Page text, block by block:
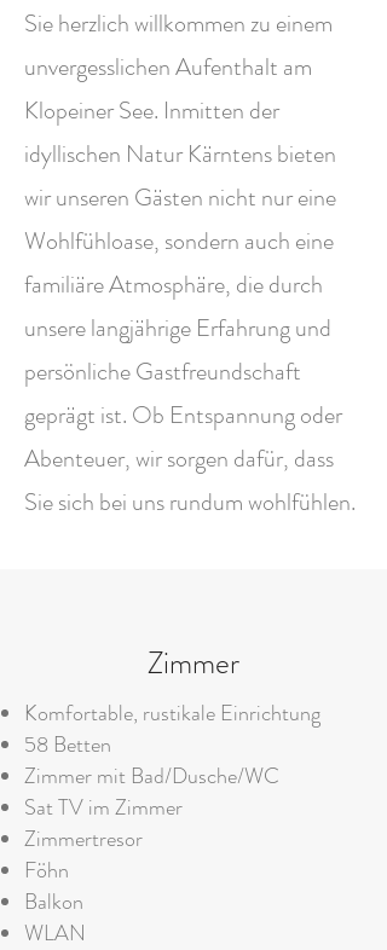
Sie herzlich willkommen zu einem
unvergesslichen Aufenthalt am
Klopeiner See. Inmitten der
idyllischen Natur Kärntens bieten
wir unseren Gästen nicht nur eine
Wohlfühloase, sondern auch eine
familiäre Atmosphäre, die durch
unsere langjährige Erfahrung und
persönliche Gastfreundschaft
geprägt ist. Ob Entspannung oder
Abenteuer, wir sorgen dafür, dass
Sie sich bei uns rundum wohlfühlen.
Zimmer
Komfortable, rustikale Einrichtung
58 Betten
Zimmer mit Bad/Dusche/WC
Sat TV im Zimmer
Zimmertresor
Föhn
Balkon
WLAN